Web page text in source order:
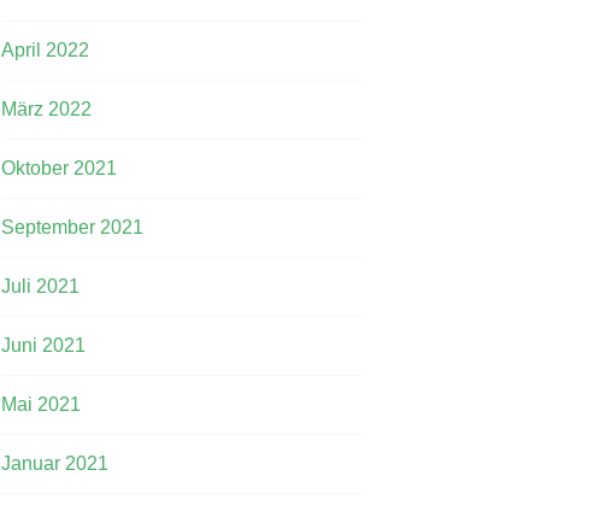
April 2022
März 2022
Oktober 2021
September 2021
Juli 2021
Juni 2021
Mai 2021
Januar 2021